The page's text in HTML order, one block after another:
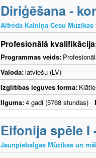
Diriģēšana -
Alfrēda Kalniņa Cēsu
Profesionālā
Programmas veids:
Valoda:latviešu (LV)
Izglītības ieguves forma:
Ilgums:4 gadi (5768 stundas)
Eifonija spēle
Jaunpiebalgas Mūzikas un